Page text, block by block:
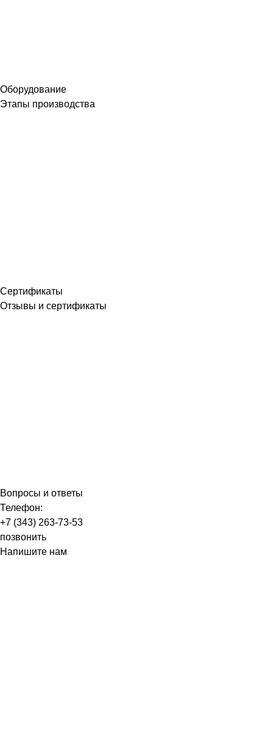
Оборудование
Этапы производства
Сертификаты
Отзывы и сертификаты
Вопросы и ответы
Телефон:
+7 (343) 263-73-53
позвонить
Напишите нам